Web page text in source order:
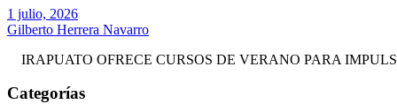
1 julio, 2026
Gilberto Herrera Navarro
IRAPUATO OFRECE CURSOS DE VERANO PARA
Categorías